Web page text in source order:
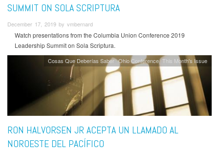
SUMMIT ON SOLA SCRIPTURA
December 17, 2019 by vmbernard
Watch presentations from the Columbia Union Conference 2019
Leadership Summit on Sola Scriptura.
Cosas Que Deberías Saber Ohio Conference This Month's Issue
RON HALVORSEN JR ACEPTA UN LLAMADO AL
NOROESTE DEL PACÍFICO